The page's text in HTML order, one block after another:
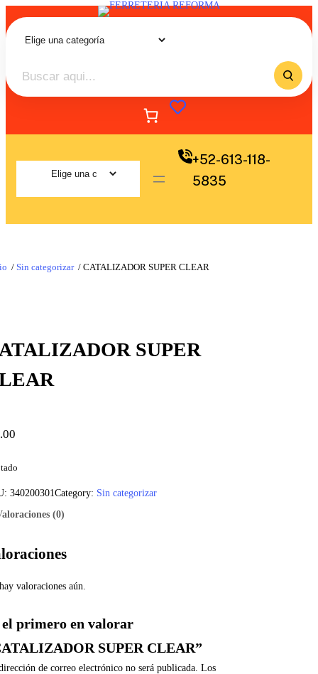
+52-613-118-
5835
/ Sin categorizar / CATALIZADOR SUPER CLEAR
SUPER
340200301 Category: Sin categorizar
(0)
valoraciones aún.
el primero en valorar
SUPER CLEAR”
de correo electrónico no será publicada. Los